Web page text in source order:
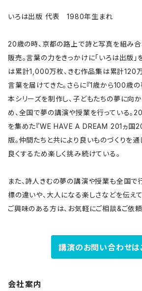
いろは出版 代表 1980年生まれ
20歳の時、京都の路上で詩と写真を組み
販売。言葉の力をきっかけに「いろは出版」
は累計1,000万枚、きむ作品集は累計120
言葉を届けてきた。さらに『1歳から100歳
本シリーズを制作し、子どもたちの夢に向
め、全国で夢の講演や授業を行っている。
を集めた『WE HAVE A DREAM 201ヵ国
版。仲間たちと共により良いものづくりを通
良くするため楽しく挑み続けている。
また、詩人きむの夢の講演や授業も全国で
標の違いや、大人になる楽しさなどを伝えて
ご興味のある方は、お気軽にご相談&ご依頼
講演のお問い合わせは
会社案内